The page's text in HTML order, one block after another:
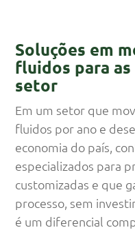
Soluções em
fluidos para
setor
Em um setor que
fluidos por ano e
economia do país,
especializados para
customizadas e que
processo, sem
é um diferencial